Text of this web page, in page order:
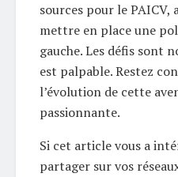
sources pour le PAICV,
mettre en place une
gauche. Les défis sont
est palpable. Restez
l’évolution de cette
passionnante.
Si cet article vous a
partager sur vos